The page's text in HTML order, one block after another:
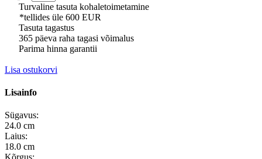
Turvaline tasuta kohaletoimetamine
*tellides üle 600 EUR
Tasuta tagastus
365 päeva raha tagasi võimalus
Parima hinna garantii
Lisa ostukorvi
Lisainfo
Sügavus:
24.0 cm
Laius:
18.0 cm